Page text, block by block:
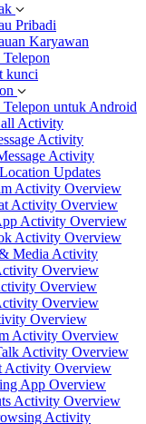
Pribadi
Karyawan
Telepon
kunci
Telepon untuk Android
Activity
Activity
Activity
Updates
Activity Overview
Activity Overview
Activity Overview
Activity Overview
Media Activity
Overview
Overview
Overview
Overview
Activity Overview
Activity Overview
Activity Overview
App Overview
Activity Overview
Activity